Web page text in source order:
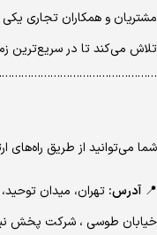
مشتریان و همکاران تجاری
تلاش می‌کند تا در سریع‌ترین
شما می‌توانید از طریق راه‌های
📍 آدرس: تهران، میدان
خیابان طوسی ، شرکت پخش